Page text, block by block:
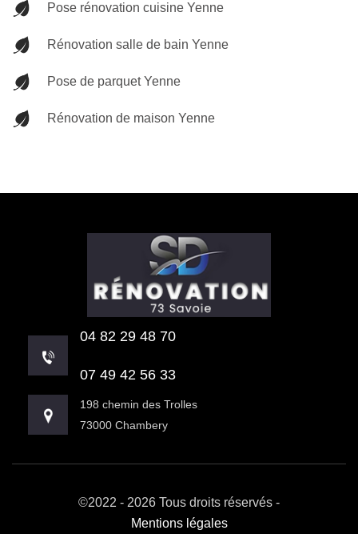
Pose rénovation cuisine Yenne
Rénovation salle de bain Yenne
Pose de parquet Yenne
Rénovation de maison Yenne
04 82 29 48 70
07 49 42 56 33
198 chemin des Trolles
73000 Chambery
©2022 - 2026 Tous droits réservés -
Mentions légales